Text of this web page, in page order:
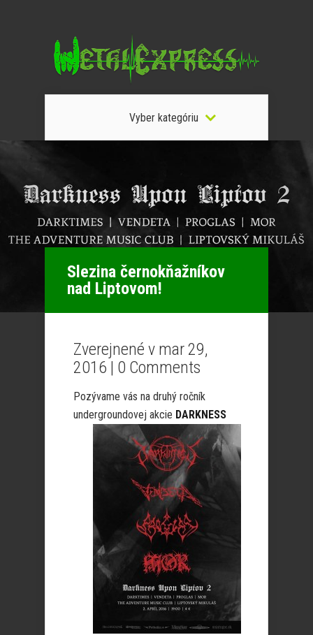
Vyber kategóriu
Slezina černokňažníkov
nad Liptovom!
Zverejnené v mar 29,
2016 | 0 Comments
Pozývame vás na druhý ročník
undergroundovej akcie DARKNESS